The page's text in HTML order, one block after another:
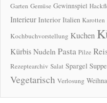
Garten Gemüse Gewinnspiel
Interieur Interior Italien Karotten
Kochbuchvorstellung Kuchen
KürbisNudeln Pasta Pilze
Rezeptearchiv Salat Spargel Suppe
Vegetarisch Verlosung